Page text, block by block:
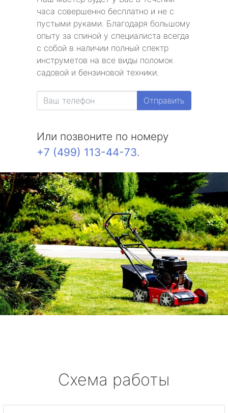
часа совершенно бесплатно и не с
пустыми руками. Благодаря большому
опыту за спиной у специалиста всегда
с собой в наличии полный спектр
инструметов на все виды поломок
садовой и бензиновой техники.
Отправить
Или позвоните по номеру
+7 (499) 113-44-73.
Схема работы